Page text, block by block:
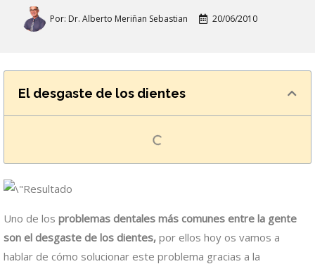
Por: Dr. Alberto Meriñan Sebastian 20/06/2010
El desgaste de los dientes
Uno de los problemas dentales más comunes entre la gente
son el desgaste de los dientes, por ellos hoy os vamos a
hablar de cómo solucionar este problema gracias a la